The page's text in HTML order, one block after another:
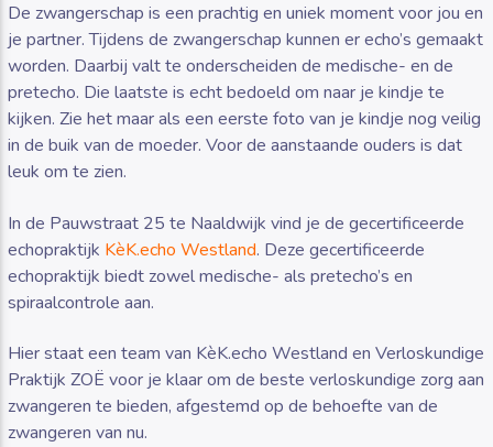
Luister RAZO online
De zwangerschap is een prachtig en uniek moment voor jou en
je partner. Tijdens de zwangerschap kunnen er echo’s gemaakt
worden. Daarbij valt te onderscheiden de medische- en de
pretecho. Die laatste is echt bedoeld om naar je kindje te
kijken. Zie het maar als een eerste foto van je kindje nog veilig
in de buik van de moeder. Voor de aanstaande ouders is dat
leuk om te zien.
In de Pauwstraat 25 te Naaldwijk vind je de gecertificeerde
echopraktijk KèK.echo Westland. Deze gecertificeerde
echopraktijk biedt zowel medische- als pretecho’s en
spiraalcontrole aan.
Hier staat een team van KèK.echo Westland en Verloskundige
Praktijk ZOË voor je klaar om de beste verloskundige zorg aan
zwangeren te bieden, afgestemd op de behoefte van de
zwangeren van nu.